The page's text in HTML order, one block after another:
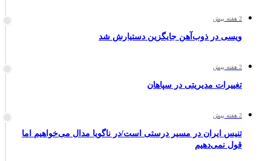
2 هفته پیش
ویسی در ذوب‌آهن جایگزین دستیارش شد
2 هفته پیش
تغییرات مدیریتی در سپاهان
2 هفته پیش
تنیس ایران در مسیر درستی است/در ناگویا مدال می‌خواهیم اما
قول نمی‌دهیم